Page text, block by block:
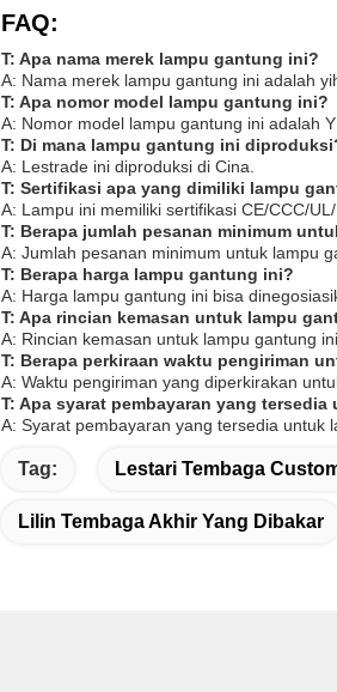
FAQ:
T: Apa nama merek lampu gantung ini?
A: Nama merek lampu gantung ini adalah
T: Apa nomor model lampu gantung ini?
A: Nomor model lampu gantung ini adalah
T: Di mana lampu gantung ini
A: Lestrade ini diproduksi di Cina.
T: Sertifikasi apa yang dimiliki lampu
A: Lampu ini memiliki sertifikasi CE/CCC/UL/
T: Berapa jumlah pesanan minimum
A: Jumlah pesanan minimum untuk lampu
T: Berapa harga lampu gantung ini?
A: Harga lampu gantung ini bisa
T: Apa rincian kemasan untuk lampu
A: Rincian kemasan untuk lampu gantung
T: Berapa perkiraan waktu pengiriman
A: Waktu pengiriman yang diperkirakan
T: Apa syarat pembayaran yang
A: Syarat pembayaran yang tersedia untuk
Tag: Lestari Tembaga
Lilin Tembaga Akhir Yang Dibakar